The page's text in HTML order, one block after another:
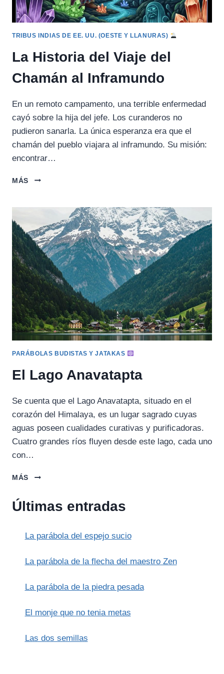
TRIBUS INDIAS DE EE. UU. (OESTE Y LLANURAS)
La Historia del Viaje del
Chamán al Inframundo
En un remoto campamento, una terrible enfermedad
cayó sobre la hija del jefe. Los curanderos no
pudieron sanarla. La única esperanza era que el
chamán del pueblo viajara al inframundo. Su misión:
encontrar…
MÁS
LA
VIAJE
CHAMÁN
AL
INFRAMUNDO
PARÁBOLAS BUDISTAS Y JATAKAS
El Lago Anavatapta
Se cuenta que el Lago Anavatapta, situado en el
corazón del Himalaya, es un lugar sagrado cuyas
aguas poseen cualidades curativas y purificadoras.
Cuatro grandes ríos fluyen desde este lago, cada uno
con…
MÁS
EL
Últimas entradas
La parábola del espejo sucio
La parábola de la flecha del maestro Zen
La parábola de la piedra pesada
El monje que no tenia metas
Las dos semillas